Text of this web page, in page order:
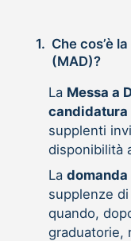
1. Che cos’è la
(MAD)?
La Messa a
candidatura
supplenti
disponibilità
La domanda
supplenze
quando,
graduatorie,